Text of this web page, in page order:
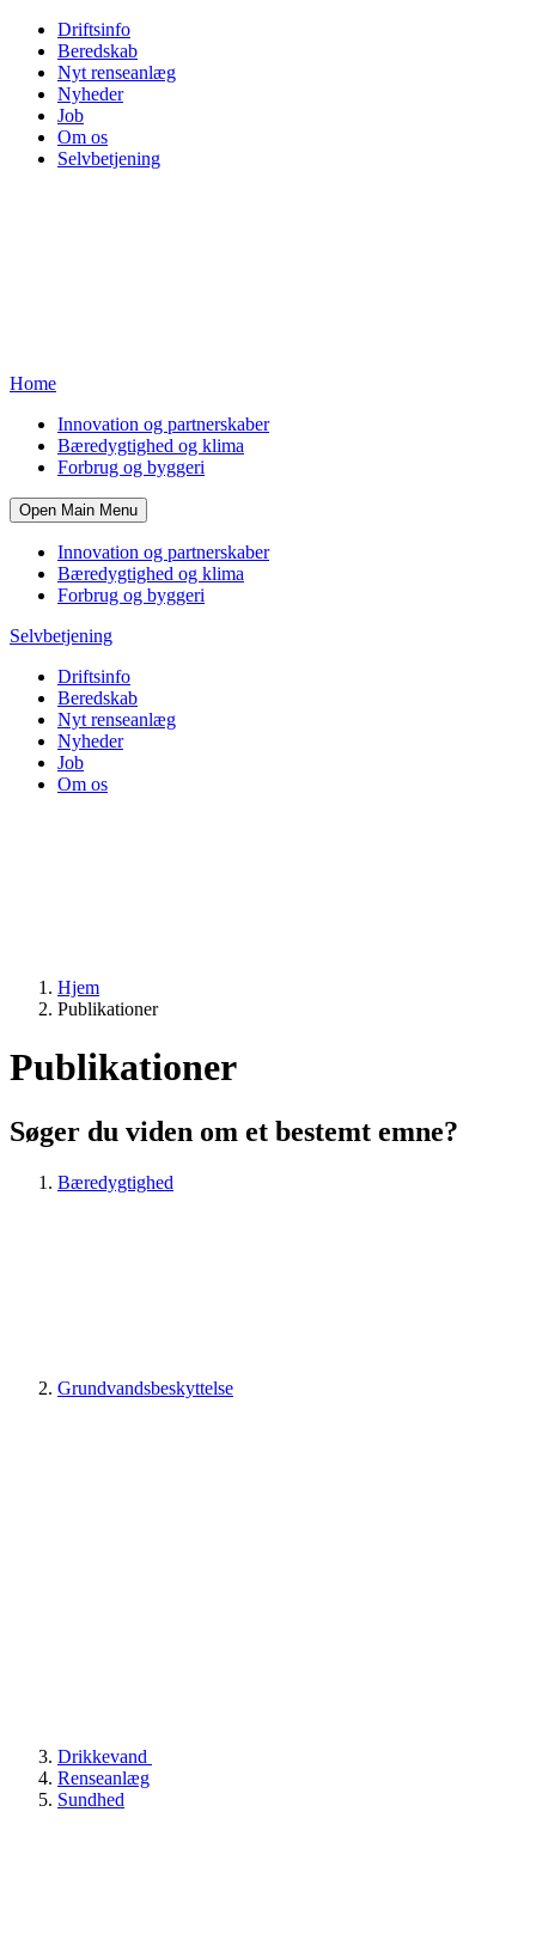
Driftsinfo
Beredskab
Nyt renseanlæg
Nyheder
Job
Om os
Selvbetjening
Home
Innovation og partnerskaber
Bæredygtighed og klima
Forbrug og byggeri
Open Main Menu
Innovation og partnerskaber
Bæredygtighed og klima
Forbrug og byggeri
Selvbetjening
Driftsinfo
Beredskab
Nyt renseanlæg
Nyheder
Job
Om os
Hjem
Publikationer
Publikationer
Søger du viden om et bestemt emne?
Bæredygtighed
Grundvandsbeskyttelse
Drikkevand
Renseanlæg
Sundhed